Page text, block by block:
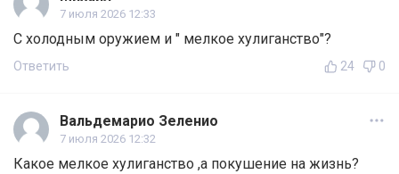
7 июля 2026 12:33
С холодным оружием и " мелкое хулиганство"?
Ответить 24 0
Вальдемарио Зеленио
7 июля 2026 12:32
Какое мелкое хулиганство ,а покушение на жизнь?